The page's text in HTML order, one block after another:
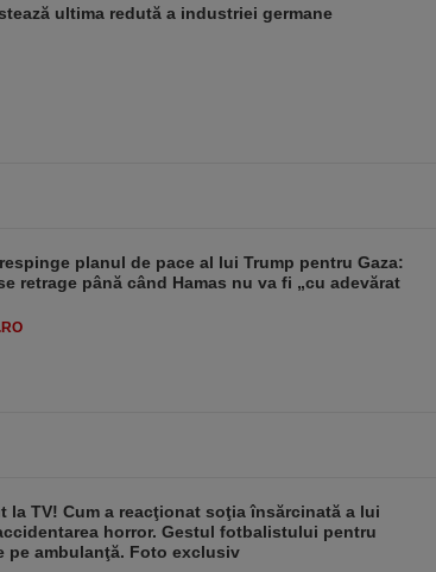
ultima redută a industriei germane
planul de pace al lui Trump pentru Gaza:
retrage până când Hamas nu va fi „cu adevărat
la TV! Cum a reacţionat soţia însărcinată a lui
horror. Gestul fotbalistului pentru
pe ambulanţă. Foto exclusiv